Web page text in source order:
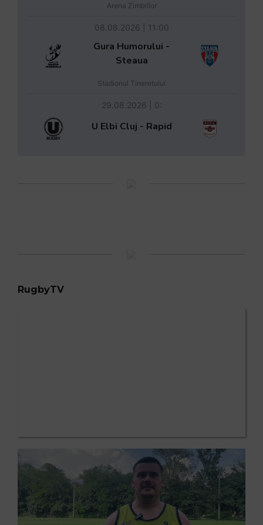
Arena Zimbrilor
08.08.2026 | 11:00
Gura Humorului -
Steaua
Stadionul Tineretului
29.08.2026 | 0:
U Elbi Cluj - Rapid
RugbyTV